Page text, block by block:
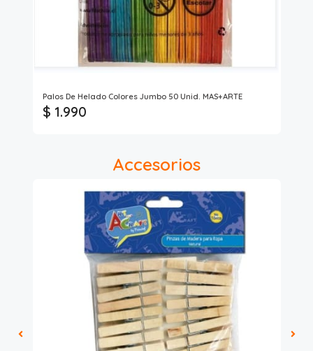
Palos De Helado Colores Jumbo 50 Unid. MAS+ARTE
$ 1.990
Accesorios